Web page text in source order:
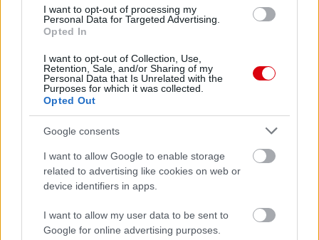
I want to opt-out of processing my
Personal Data for Targeted Advertising.
Opted In
I want to opt-out of Collection, Use,
Retention, Sale, and/or Sharing of my
Personal Data that Is Unrelated with the
Purposes for which it was collected.
Opted Out
Google consents
I want to allow Google to enable storage
related to advertising like cookies on web or
device identifiers in apps.
I want to allow my user data to be sent to
Google for online advertising purposes.